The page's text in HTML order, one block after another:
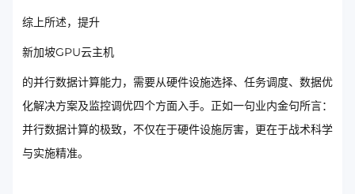
综上所述，提升
新加坡GPU云主机
的并行数据计算能力，需要从硬件设施选择、任务调度、数据优
化解决方案及监控调优四个方面入手。正如一句业内金句所言：
并行数据计算的极致，不仅在于硬件设施厉害，更在于战术科学
与实施精准。